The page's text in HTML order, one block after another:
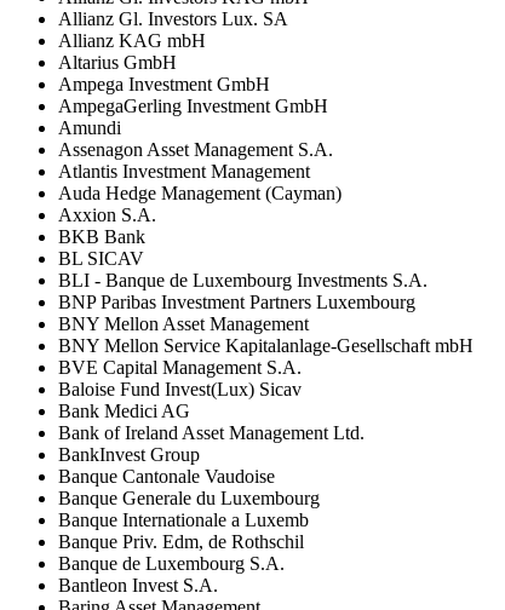
Allianz Gl. Investors Lux. SA
Allianz KAG mbH
Altarius GmbH
Ampega Investment GmbH
AmpegaGerling Investment GmbH
Amundi
Assenagon Asset Management S.A.
Atlantis Investment Management
Auda Hedge Management (Cayman)
Axxion S.A.
BKB Bank
BL SICAV
BLI - Banque de Luxembourg Investments S.A.
BNP Paribas Investment Partners Luxembourg
BNY Mellon Asset Management
BNY Mellon Service Kapitalanlage-Gesellschaft mbH
BVE Capital Management S.A.
Baloise Fund Invest(Lux) Sicav
Bank Medici AG
Bank of Ireland Asset Management Ltd.
BankInvest Group
Banque Cantonale Vaudoise
Banque Generale du Luxembourg
Banque Internationale a Luxemb
Banque Priv. Edm, de Rothschil
Banque de Luxembourg S.A.
Bantleon Invest S.A.